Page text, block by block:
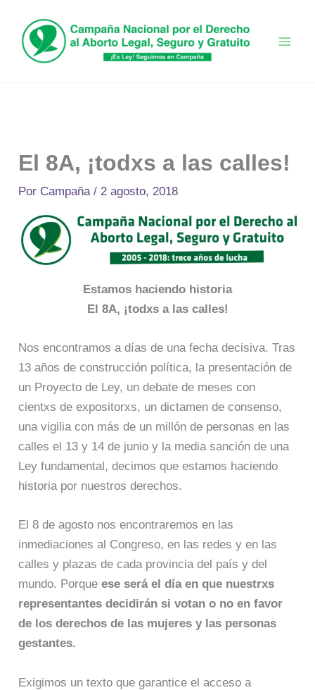
contenido
El 8A, ¡todxs a las calles!
Por Campaña/2 agosto, 2018
Estamos haciendo historia
El 8A, ¡todxs a las calles!
Nos encontramos a días de una fecha decisiva. Tras
13 años de construcción política, la presentación de
un Proyecto de Ley, un debate de meses con
cientxs de expositorxs, un dictamen de consenso,
una vigilia con más de un millón de personas en las
calles el 13 y 14 de junio y la media sanción de una
Ley fundamental, decimos que estamos haciendo
historia por nuestros derechos.
El 8 de agosto nos encontraremos en las
inmediaciones al Congreso, en las redes y en las
calles y plazas de cada provincia del país y del
mundo. Porque ese será el día en que nuestrxs
representantes decidirán si votan o no en favor
de los derechos de las mujeres y las personas
gestantes.
Exigimos un texto que garantice el acceso a